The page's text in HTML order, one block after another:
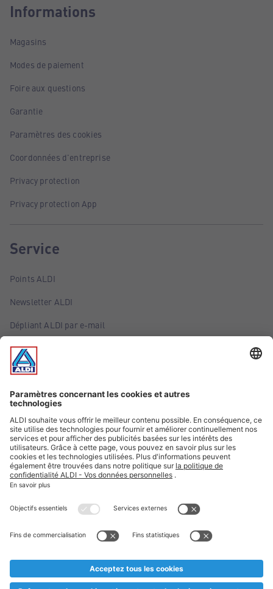
Informations
Magasins
Modes de paiement
Foire aux questions
Garantie
Paramètres des cookies
Coordonnées d'entreprise
Privacy protection
Privacy protection App
Service
Points ALDI
Newsletter ALDI
Dépliant ALDI par e-mail
Offres
Infos essentielles
Suivez ALDI Belgique
Textes marqués d'un astérisque et mentions légales
* Nous vendons ces articles temporairement et jusqu'à
au cas où, malgré le planning bien étudié, nous serions
prématurément en rupture de stock. Prix Recupel et TVA incl.
** Sur ce site, l’utilisation de la forme masculine a été adoptée